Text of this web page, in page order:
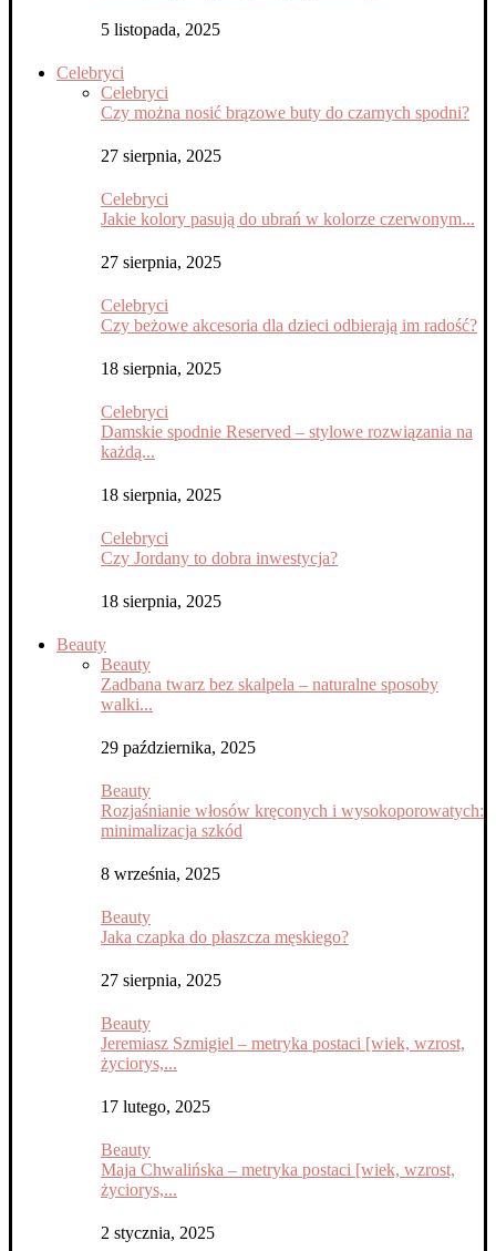
5 listopada, 2025
Celebryci
Celebryci
Czy można nosić brązowe buty do czarnych spodni?
27 sierpnia, 2025
Celebryci
Jakie kolory pasują do ubrań w kolorze czerwonym...
27 sierpnia, 2025
Celebryci
Czy beżowe akcesoria dla dzieci odbierają im radość?
18 sierpnia, 2025
Celebryci
Damskie spodnie Reserved – stylowe rozwiązania na
każdą...
18 sierpnia, 2025
Celebryci
Czy Jordany to dobra inwestycja?
18 sierpnia, 2025
Beauty
Beauty
Zadbana twarz bez skalpela – naturalne sposoby
walki...
29 października, 2025
Beauty
Rozjaśnianie włosów kręconych i wysokoporowatych:
minimalizacja szkód
8 września, 2025
Beauty
Jaka czapka do płaszcza męskiego?
27 sierpnia, 2025
Beauty
Jeremiasz Szmigiel – metryka postaci [wiek, wzrost,
życiorys,...
17 lutego, 2025
Beauty
Maja Chwalińska – metryka postaci [wiek, wzrost,
życiorys,...
2 stycznia, 2025